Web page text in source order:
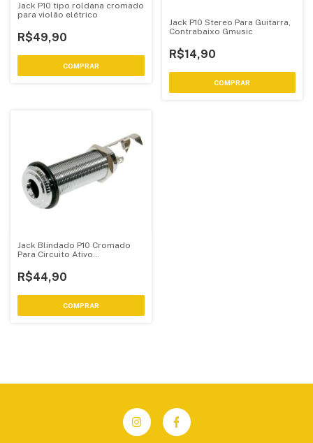
Jack P10 tipo roldana cromado
para violão elétrico
R$49,90
Jack P10 Stereo Para Guitarra,
Contrabaixo Gmusic
R$14,90
Jack Blindado P10 Cromado
Para Circuito Ativo
R$44,90